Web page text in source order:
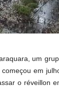
um
em
o réveillon